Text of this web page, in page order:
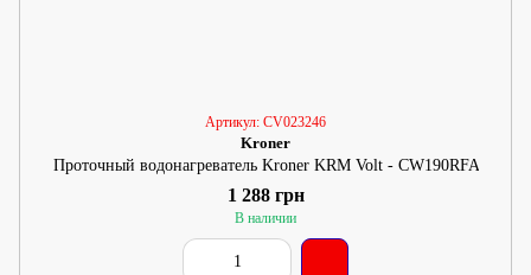
Артикул: CV023246
Kroner
Проточный водонагреватель Kroner KRM Volt - CW190RFA
1 288 грн
В наличии